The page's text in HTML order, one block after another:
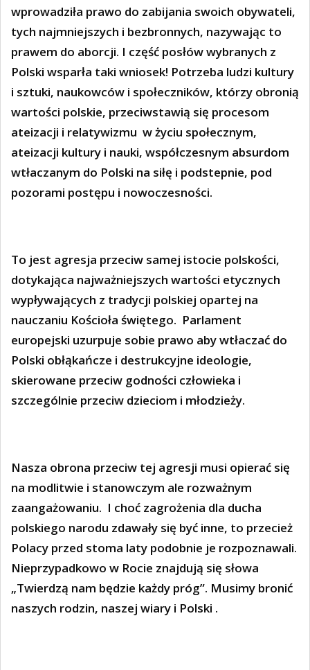
wprowadziła prawo do zabijania swoich obywateli,
tych najmniejszych i bezbronnych, nazywając to
prawem do aborcji. I część posłów wybranych z
Polski wsparła taki wniosek! Potrzeba ludzi kultury
i sztuki, naukowców i społeczników, którzy obronią
wartości polskie, przeciwstawią się procesom
ateizacji i relatywizmu w życiu społecznym,
ateizacji kultury i nauki, współczesnym absurdom
wtłaczanym do Polski na siłę i podstepnie, pod
pozorami postępu i nowoczesności.
To jest agresja przeciw samej istocie polskości,
dotykająca najważniejszych wartości etycznych
wypływających z tradycji polskiej opartej na
nauczaniu Kościoła świętego. Parlament
europejski uzurpuje sobie prawo aby wtłaczać do
Polski obłąkańcze i destrukcyjne ideologie,
skierowane przeciw godności człowieka i
szczególnie przeciw dzieciom i młodzieży.
Nasza obrona przeciw tej agresji musi opierać się
na modlitwie i stanowczym ale rozważnym
zaangażowaniu. I choć zagrożenia dla ducha
polskiego narodu zdawały się być inne, to przecież
Polacy przed stoma laty podobnie je rozpoznawali.
Nieprzypadkowo w Rocie znajdują się słowa
„Twierdzą nam będzie każdy próg”. Musimy bronić
naszych rodzin, naszej wiary i Polski .